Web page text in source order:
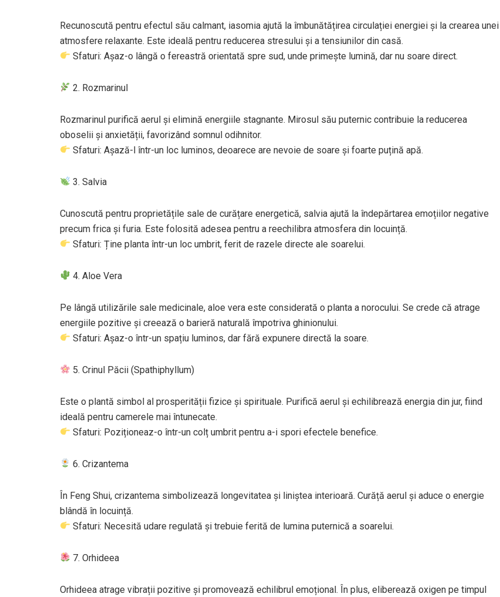
Recunoscută pentru efectul său calmant, iasomia ajută la îmbunătățirea circulației energiei și la crearea unei
atmosfere relaxante. Este ideală pentru reducerea stresului și a tensiunilor din casă.
Sfaturi: Așaz-o lângă o fereastră orientată spre sud, unde primește lumină, dar nu soare direct.
2. Rozmarinul
Rozmarinul purifică aerul și elimină energiile stagnante. Mirosul său puternic contribuie la reducerea
oboselii și anxietății, favorizând somnul odihnitor.
Sfaturi: Așază-l într-un loc luminos, deoarece are nevoie de soare și foarte puțină apă.
3. Salvia
Cunoscută pentru proprietățile sale de curățare energetică, salvia ajută la îndepărtarea emoțiilor negative
precum frica și furia. Este folosită adesea pentru a reechilibra atmosfera din locuință.
Sfaturi: Ține planta într-un loc umbrit, ferit de razele directe ale soarelui.
4. Aloe Vera
Pe lângă utilizările sale medicinale, aloe vera este considerată o planta a norocului. Se crede că atrage
energiile pozitive și creează o barieră naturală împotriva ghinionului.
Sfaturi: Așaz-o într-un spațiu luminos, dar fără expunere directă la soare.
5. Crinul Păcii (Spathiphyllum)
Este o plantă simbol al prosperității fizice și spirituale. Purifică aerul și echilibrează energia din jur, fiind
ideală pentru camerele mai întunecate.
Sfaturi: Poziționeaz-o într-un colț umbrit pentru a-i spori efectele benefice.
6. Crizantema
În Feng Shui, crizantema simbolizează longevitatea și liniștea interioară. Curăță aerul și aduce o energie
blândă în locuință.
Sfaturi: Necesită udare regulată și trebuie ferită de lumina puternică a soarelui.
7. Orhideea
Orhideea atrage vibrații pozitive și promovează echilibrul emoțional. În plus, eliberează oxigen pe timpul